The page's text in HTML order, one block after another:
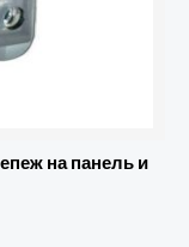
на панель и